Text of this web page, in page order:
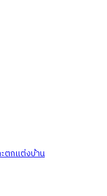
ตกแต่งบ้าน